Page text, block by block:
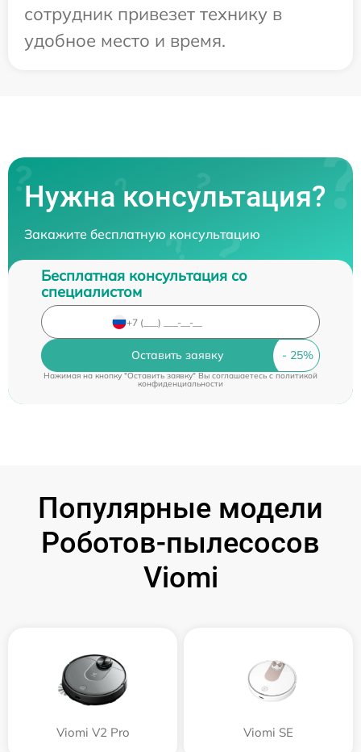
сотрудник привезет технику в
удобное место и время.
Нужна консультация?
Закажите бесплатную консультацию
Бесплатная консультация со
специалистом
Оставить заявку
Нажимая на кнопку "Оставить заявку" Вы соглашаетесь c политикой
конфиденциальности
Популярные модели
Роботов-пылесосов
Viomi
Viomi V2 Pro Viomi SE